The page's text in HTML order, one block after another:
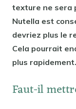
texture ne sera
Nutella est
devriez plus le
Cela pourrait
plus rapidement.
Faut-il